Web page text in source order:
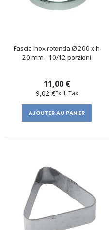
Fascia inox rotonda Ø 200 x h
20 mm - 10/12 porzioni
11,00 €
9,02 €
AJOUTER AU PANIER